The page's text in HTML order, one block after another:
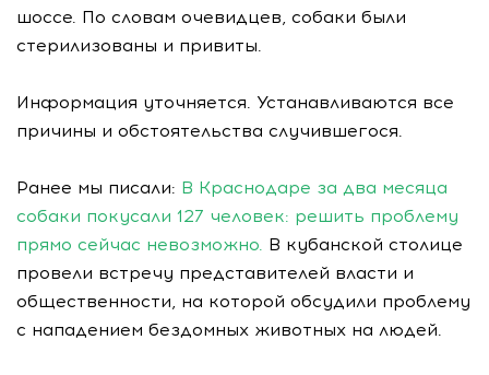
шоссе. По словам очевидцев, собаки были
стерилизованы и привиты.
Информация уточняется. Устанавливаются все
причины и обстоятельства случившегося.
Ранее мы писали: В Краснодаре за два месяца
собаки покусали 127 человек: решить проблему
прямо сейчас невозможно. В кубанской столице
провели встречу представителей власти и
общественности, на которой обсудили проблему
с нападением бездомных животных на людей.